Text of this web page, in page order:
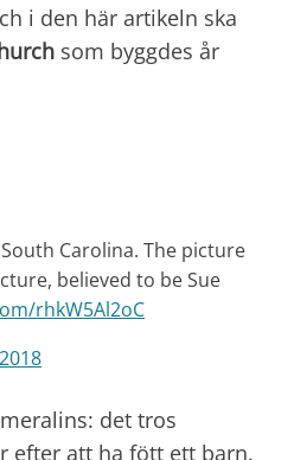
i den här artikeln ska
som byggdes år
Carolina. The picture
believed to be Sue
rhkW5Al2oC
det tros
efter att ha fött ett barn.